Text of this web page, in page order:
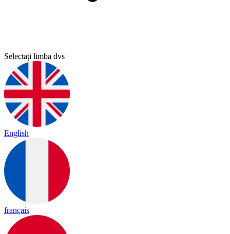
Selectați limba dvs
English
français